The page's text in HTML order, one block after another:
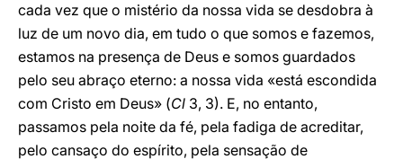
cada vez que o mistério da nossa vida se desdobra à
luz de um novo dia, em tudo o que somos e fazemos,
estamos na presença de Deus e somos guardados
pelo seu abraço eterno: a nossa vida «está escondida
com Cristo em Deus» (Cl 3, 3). E, no entanto,
passamos pela noite da fé, pela fadiga de acreditar,
pelo cansaço do espírito, pela sensação de